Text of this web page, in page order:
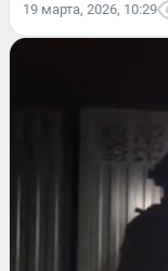
19 марта, 2026, 10:29